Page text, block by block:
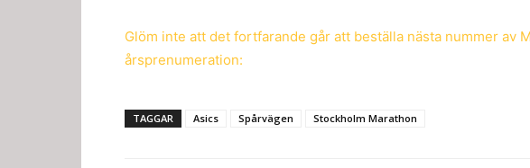
Glöm inte att det fortfarande går att beställa nästa nummer av
årsprenumeration:
TAGGAR Asics Spårvägen Stockholm Marathon